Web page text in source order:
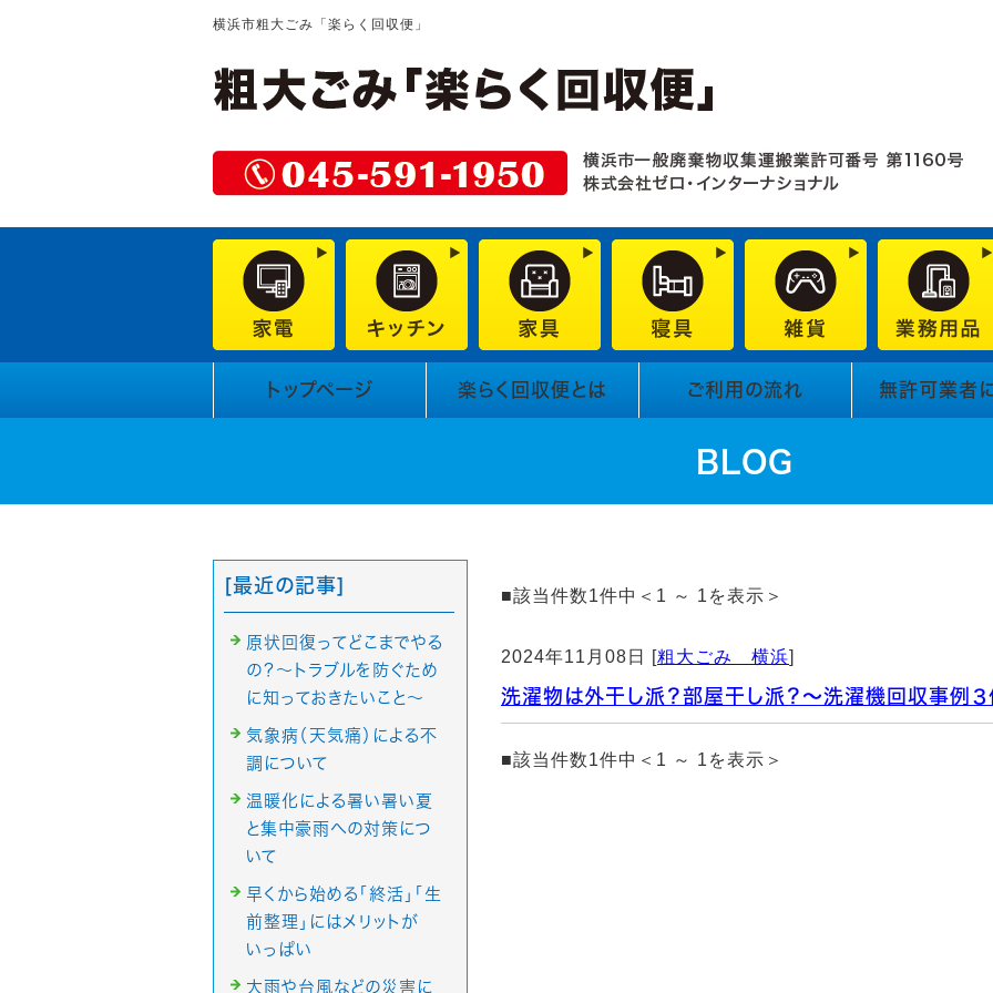
横浜市粗大ごみ「楽らく回収便」
トップページ 楽らく回収便とは ご利用の流れ 無許可業者
BLOG
■該当件数1件中＜1 ～ 1を表示＞
2024年11月08日 [粗大ごみ 横浜]
洗濯物は外干し派？部屋干し派？～洗濯機回収事例３
■該当件数1件中＜1 ～ 1を表示＞
[最近の記事]
原状回復ってどこまでやる
の？～トラブルを防ぐため
に知っておきたいこと～
気象病（天気痛）による不
調について
温暖化による暑い暑い夏
と集中豪雨への対策につ
いて
早くから始める「終活」「生
前整理」にはメリットが
いっぱい
大雨や台風などの災害に